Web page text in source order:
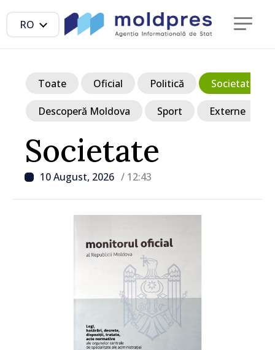
RO
Societate
10 August, 2026 / 12:43
Toate Oficial Politică Societate
Descoperă Moldova Sport Externe